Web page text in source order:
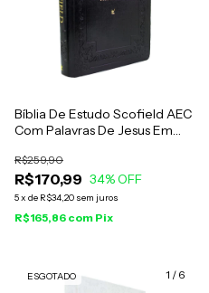
Bíblia De Estudo Scofield AEC
Com Palavras De Jesus Em
R$170,99
R$259,90
34% OFF
5x de R$34,20 sem juros
R$165,86 com Pix
1 / 6
ESGOTADO